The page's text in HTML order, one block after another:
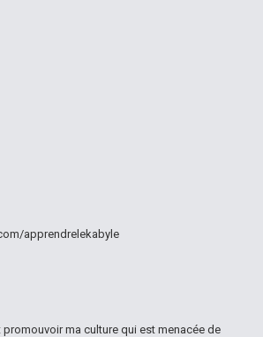
apprendrelekabyle
ma culture qui est menacée de